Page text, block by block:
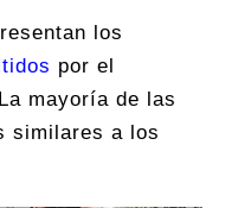
los
por el
mayoría de las
similares a los